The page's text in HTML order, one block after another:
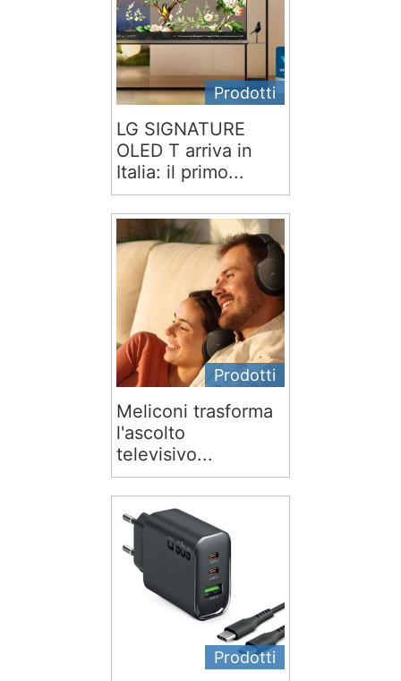
Prodotti
LG SIGNATURE
OLED T arriva in
Italia: il primo...
Prodotti
Meliconi trasforma
l'ascolto
televisivo...
Prodotti